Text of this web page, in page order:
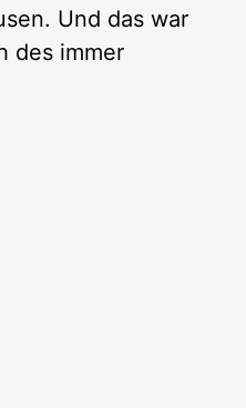
Und das war
des immer